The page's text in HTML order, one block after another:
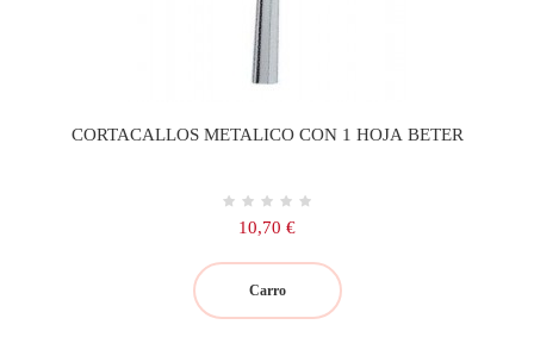
CORTACALLOS METALICO CON 1 HOJA BETER
Precio
10,70 €
Carro